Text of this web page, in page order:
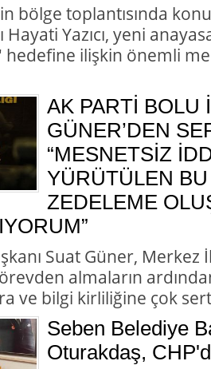
bölge toplantısında
Hayati Yazıcı, yeni
ilişkin önemli
AK PARTİ BOLU
GÜNER’DEN
“MESNETSİZ
YÜRÜTÜLEN
ZEDELEME
Suat Güner,
almaların
ve bilgi kirliliğine çok
Seben Belediye
Oturakdaş,